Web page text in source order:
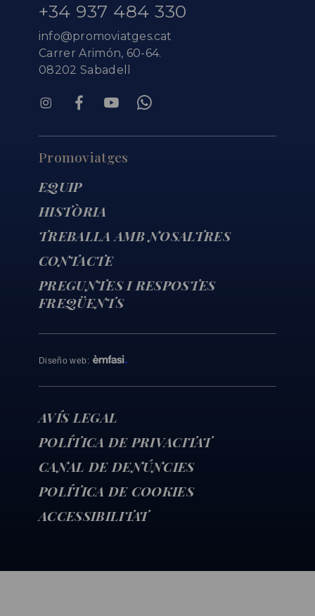
+34 937 484 330
info@promoviatges.cat
Carrer Arimón, 60-64.
08202 Sabadell
Promoviatges
EQUIP
HISTÒRIA
TREBALLA AMB NOSALTRES
CONTACTE
PREGUNTES I RESPOSTES
FREQÜENTS
AVÍS LEGAL
POLÍTICA DE PRIVACITAT
CANAL DE DENÚNCIES
POLÍTICA DE COOKIES
ACCESSIBILITAT
Diseño web :